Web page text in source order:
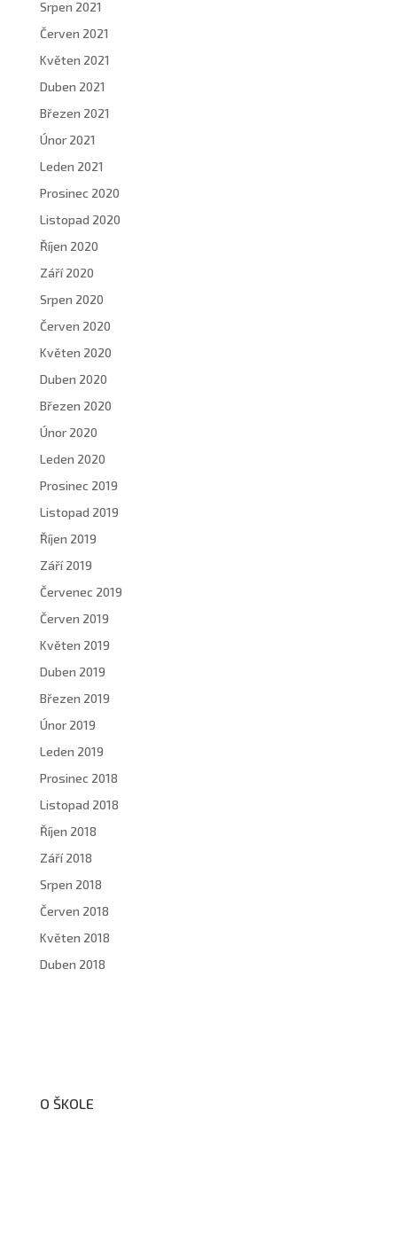
Srpen 2021
Červen 2021
Květen 2021
Duben 2021
Březen 2021
Únor 2021
Leden 2021
Prosinec 2020
Listopad 2020
Říjen 2020
Září 2020
Srpen 2020
Červen 2020
Květen 2020
Duben 2020
Březen 2020
Únor 2020
Leden 2020
Prosinec 2019
Listopad 2019
Říjen 2019
Září 2019
Červenec 2019
Červen 2019
Květen 2019
Duben 2019
Březen 2019
Únor 2019
Leden 2019
Prosinec 2018
Listopad 2018
Říjen 2018
Září 2018
Srpen 2018
Červen 2018
Květen 2018
Duben 2018
O ŠKOLE